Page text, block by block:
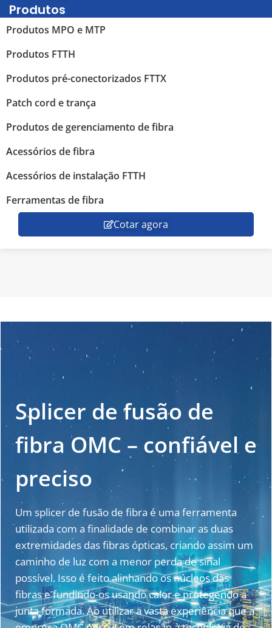
Produtos
Produtos MPO e MTP
Produtos FTTH
Produtos pré-conectorizados FTTX
Patch cord e trança
Produtos de gerenciamento de fibra
Acessórios de fibra
Acessórios de instalação FTTH
Ferramentas de fibra
Cotar agora
Splicer de fusão de
fibra OMC – confiável e
preciso
Um splicer de fusão de fibra é uma ferramenta
utilizada com a finalidade de combinar as duas
extremidades das fibras ópticas, criando assim um
caminho de luz com a menor perda de sinal
possível. Isso é feito alinhando os núcleos das
fibras e fundindo-os usando calor e protegendo a
junta formada. Ao utilizar a vasta experiência que a